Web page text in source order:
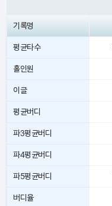
기록명
평균타수
홀인원
이글
평균버디
파3평균버디
파4평균버디
파5평균버디
버디율